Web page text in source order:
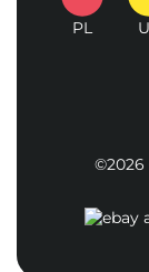
PL
©2026